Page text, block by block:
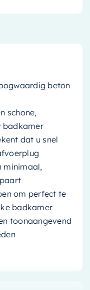
beton
schone,
badkamer
dat u snel
minimaal,
om perfect te
badkamer
toonaangevend